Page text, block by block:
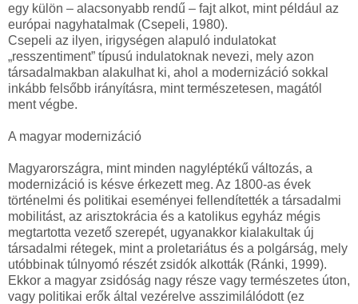
egy külön – alacsonyabb rendű – fajt alkot, mint például az
európai nagyhatalmak (Csepeli, 1980).
Csepeli az ilyen, irigységen alapuló indulatokat
„resszentiment” típusú indulatoknak nevezi, mely azon
társadalmakban alakulhat ki, ahol a modernizáció sokkal
inkább felsőbb irányításra, mint természetesen, magától
ment végbe.
A magyar modernizáció
Magyarországra, mint minden nagyléptékű változás, a
modernizáció is késve érkezett meg. Az 1800-as évek
történelmi és politikai eseményei fellendítették a társadalmi
mobilitást, az arisztokrácia és a katolikus egyház mégis
megtartotta vezető szerepét, ugyanakkor kialakultak új
társadalmi rétegek, mint a proletariátus és a polgárság, mely
utóbbinak túlnyomó részét zsidók alkották (Ránki, 1999).
Ekkor a magyar zsidóság nagy része vagy természetes úton,
vagy politikai erők által vezérelve asszimilálódott (ez